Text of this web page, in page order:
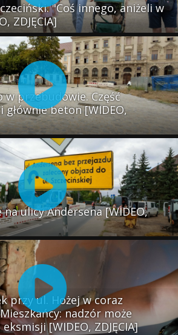
"Coś innego, aniżeli w
ZDJĘCIA]
w przebudowie. Część
głównie beton [WIDEO,
ulicy Andersena [WIDEO,
przy ul. Hożej w coraz
nadzór może
[WIDEO, ZDJĘCIA]